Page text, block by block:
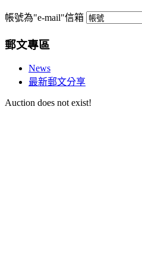
帳號為"e-mail"信箱
郵文專區
News
最新郵文分享
Auction does not exist!